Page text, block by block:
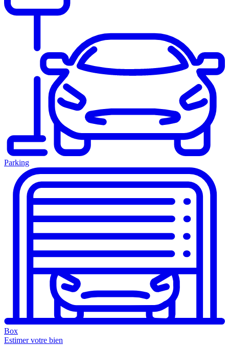
Parking
Box
Estimer votre bien